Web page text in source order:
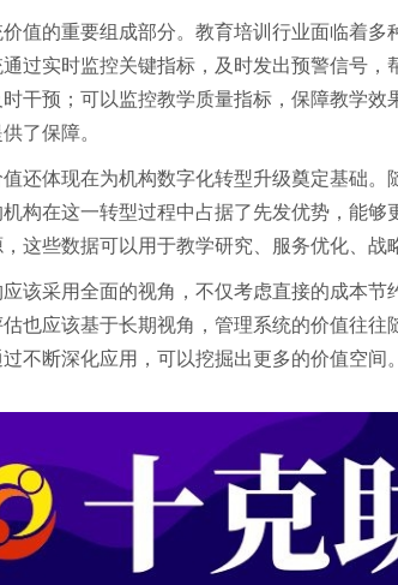
值的重要组成部分。教育培训行业面临着
过实时监控关键指标，及时发出预警信号
干预；可以监控教学质量指标，保障教学
了保障。
还体现在为机构数字化转型升级奠定基础
构在这一转型过程中占据了先发优势，能
这些数据可以用于教学研究、服务优化、战
该采用全面的视角，不仅考虑直接的成本
也应该基于长期视角，管理系统的价值往
不断深化应用，可以挖掘出更多的价值空间。